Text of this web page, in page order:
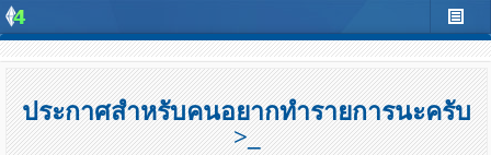
ประกาศสำหรับคนอยากทำรายการนะครับ
>_